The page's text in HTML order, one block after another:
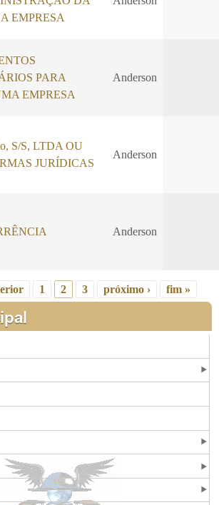
EMPRESA
PARA
EMPRESA
Anderson
S/S, LTDA OU
JURÍDICAS
Anderson
Anderson
1 2 3 próximo › fim »